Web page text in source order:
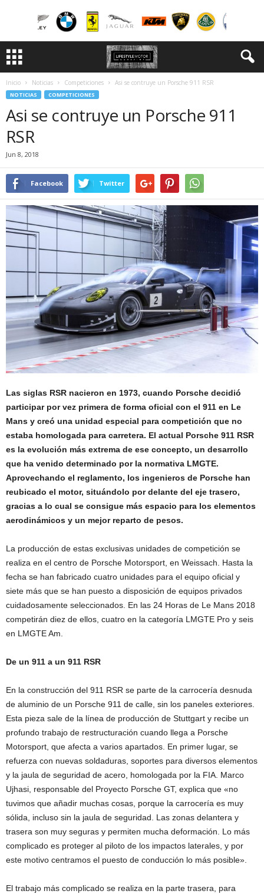
Inicio Noticias Competiciones Asi se contruye un Porsche 911 RSR
NOTICIAS COMPETICIONES
Asi se contruye un Porsche 911
RSR
Jun 8, 2018
Facebook Twitter
Las siglas RSR nacieron en 1973, cuando Porsche decidió
participar por vez primera de forma oficial con el 911 en Le
Mans y creó una unidad especial para competición que no
estaba homologada para carretera. El actual Porsche 911 RSR
es la evolución más extrema de ese concepto, un desarrollo
que ha venido determinado por la normativa LMGTE.
Aprovechando el reglamento, los ingenieros de Porsche han
reubicado el motor, situándolo por delante del eje trasero,
gracias a lo cual se consigue más espacio para los elementos
aerodinámicos y un mejor reparto de pesos.
La producción de estas exclusivas unidades de competición se
realiza en el centro de Porsche Motorsport, en Weissach. Hasta la
fecha se han fabricado cuatro unidades para el equipo oficial y
siete más que se han puesto a disposición de equipos privados
cuidadosamente seleccionados. En las 24 Horas de Le Mans 2018
competirán diez de ellos, cuatro en la categoría LMGTE Pro y seis
en LMGTE Am.
De un 911 a un 911 RSR
En la construcción del 911 RSR se parte de la carrocería desnuda
de aluminio de un Porsche 911 de calle, sin los paneles exteriores.
Esta pieza sale de la línea de producción de Stuttgart y recibe un
profundo trabajo de restructuración cuando llega a Porsche
Motorsport, que afecta a varios apartados. En primer lugar, se
refuerza con nuevas soldaduras, soportes para diversos elementos
y la jaula de seguridad de acero, homologada por la FIA. Marco
Ujhasi, responsable del Proyecto Porsche GT, explica que «no
tuvimos que añadir muchas cosas, porque la carrocería es muy
sólida, incluso sin la jaula de seguridad. Las zonas delantera y
trasera son muy seguras y permiten mucha deformación. Lo más
complicado es proteger al piloto de los impactos laterales, y por
este motivo centramos el puesto de conducción lo más posible».
El trabajo más complicado se realiza en la parte trasera, para